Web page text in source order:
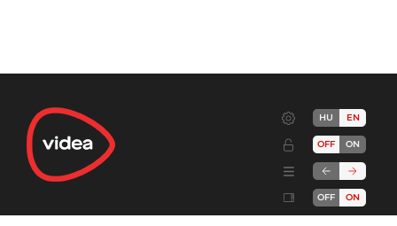
HU EN
OFF ON
OFF ON